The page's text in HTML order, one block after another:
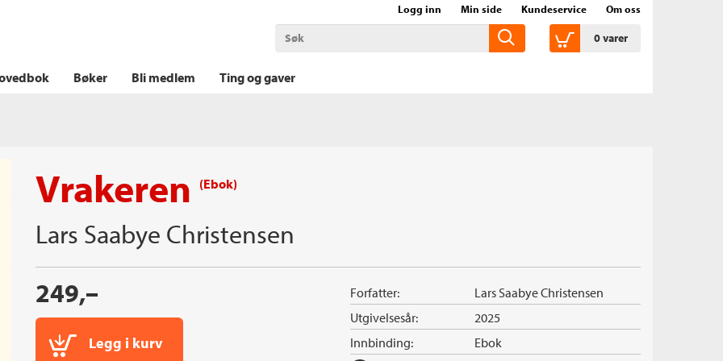
Logg inn Min side Kundeservice Om oss
0varer
Bøker Bli medlem Ting og gaver
Vrakeren (Ebok)
Lars Saabye Christensen
249,–
Legg i kurv
Forfatter: Lars Saabye Christensen
Innbinding: Ebok
Utgivelsesår: 2025